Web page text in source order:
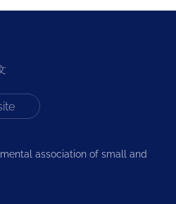
association of small and